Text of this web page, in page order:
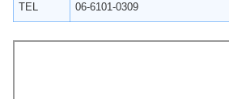
TEL 06-6101-0309